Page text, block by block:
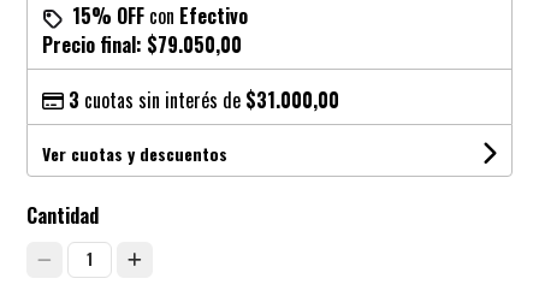
15% OFF con Efectivo
Precio final: $79.050,00
3 cuotas sin interés de $31.000,00
Ver cuotas y descuentos
Cantidad
1